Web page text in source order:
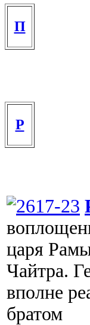
П
Р
царя
Чайтра.
вполне
братом